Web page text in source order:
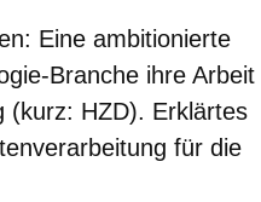
Eine ambitionierte
Branche ihre Arbeit
(kurz: HZD). Erklärtes
für die